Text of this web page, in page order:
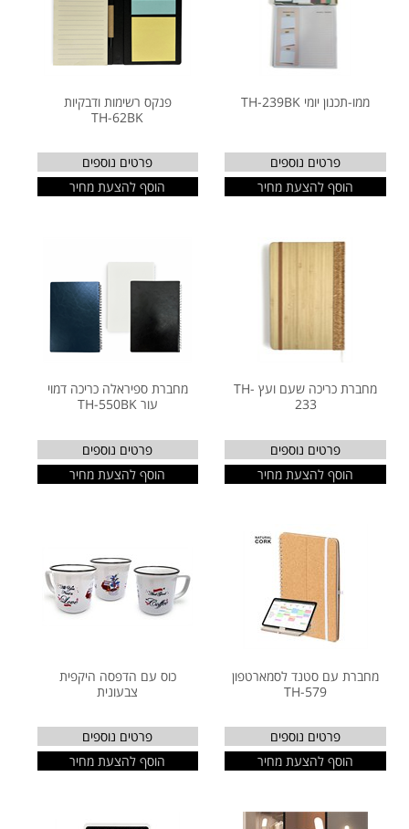
ממו-תכנון יומי TH-239BK
פרטים נוספים
הוסף להצעת מחיר
פנקס רשימות ודבקיות
TH-62BK
פרטים נוספים
הוסף להצעת מחיר
מחברת כריכה שעם ועץ TH-
233
פרטים נוספים
הוסף להצעת מחיר
מחברת ספיראלה כריכה דמוי
עור TH-550BK
פרטים נוספים
הוסף להצעת מחיר
מחברת עם סטנד לסמארטפון
TH-579
פרטים נוספים
הוסף להצעת מחיר
כוס עם הדפסה היקפית
צבעונית
פרטים נוספים
הוסף להצעת מחיר